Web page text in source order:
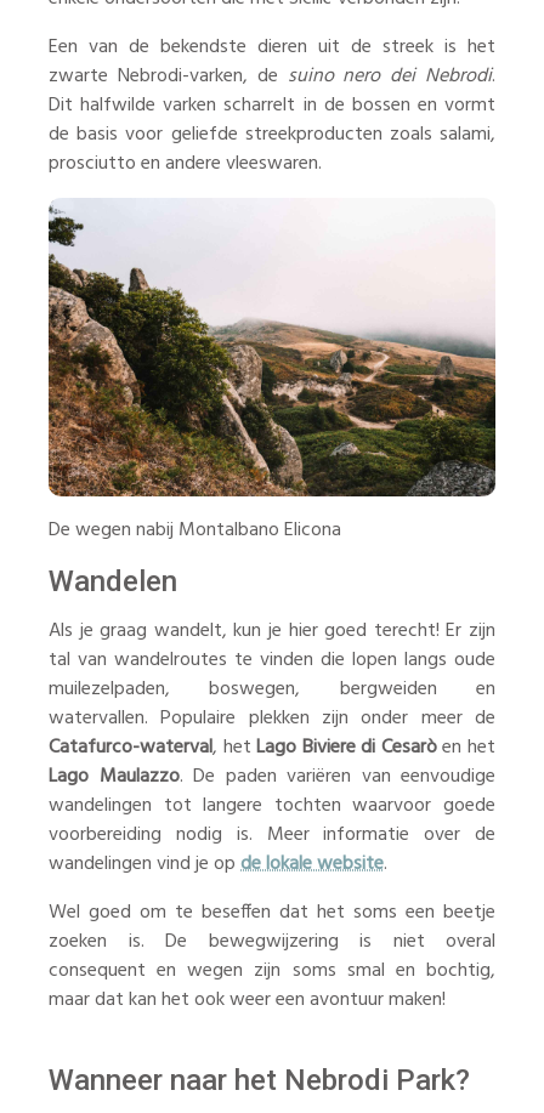
Een van de bekendste dieren uit de streek is het
zwarte Nebrodi-varken, de suino nero dei Nebrodi.
Dit halfwilde varken scharrelt in de bossen en vormt
de basis voor geliefde streekproducten zoals salami,
prosciutto en andere vleeswaren.
De wegen nabij Montalbano Elicona
Wandelen
Als je graag wandelt, kun je hier goed terecht! Er zijn
tal van wandelroutes te vinden die lopen langs oude
muilezelpaden, boswegen, bergweiden en
watervallen. Populaire plekken zijn onder meer de
Catafurco-waterval, hetLago Biviere di Cesaròen het
Lago Maulazzo. De paden variëren van eenvoudige
wandelingen tot langere tochten waarvoor goede
voorbereiding nodig is. Meer informatie over de
wandelingen vind je opde lokale website.
Wel goed om te beseffen dat het soms een beetje
zoeken is. De bewegwijzering is niet overal
consequent en wegen zijn soms smal en bochtig,
maar dat kan het ook weer een avontuur maken!
Wanneer naar het Nebrodi Park?